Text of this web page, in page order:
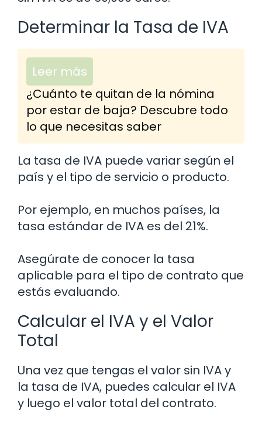
Determinar la Tasa de IVA
Leer más
¿Cuánto te quitan de la nómina
por estar de baja? Descubre todo
lo que necesitas saber
La tasa de IVA puede variar según el
país y el tipo de servicio o producto.
Por ejemplo, en muchos países, la
tasa estándar de IVA es del 21%.
Asegúrate de conocer la tasa
aplicable para el tipo de contrato que
estás evaluando.
Calcular el IVA y el Valor
Total
Una vez que tengas el valor sin IVA y
la tasa de IVA, puedes calcular el IVA
y luego el valor total del contrato.